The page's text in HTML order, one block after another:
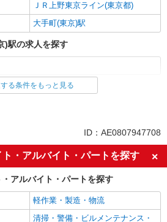
ＪＲ上野東京ライン(東京都)
大手町(東京)駅
)駅の求人を探す
東京)駅の求人を探す
履歴書不要
未経験歓迎
英語が活かせる
）
高収入・高額
る条件をもっと見る
ID：AE0807947708
・アルバイト・パートを探す
アルバイト・パートを探す
軽作業・製造・物流
清掃・警備・ビルメンテナンス・